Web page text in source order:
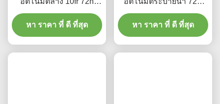
เราสามารถผลิตสายสวนดูดเสมหะแบบปิดได้ตาม
ความต้องการของลูกค้า